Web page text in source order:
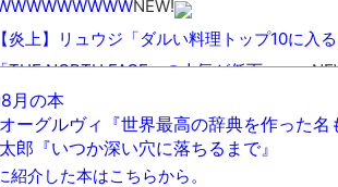
NEW!
【炎上】リュウジ「ダルい料理トップ10に
THE NORTH FACE」の人気が低下・・・
衝撃】川口被告(19)に無期懲役 江別大学生
水中で三時間生存可能、潜水スーツを着用さ
動画】自動ドアの仕組みを理解した富山のツ
月の本
オーグルヴィ『世界最高の辞典を作った名
郎『いつか深い穴に落ちるまで』
紹介した本はこちらから。